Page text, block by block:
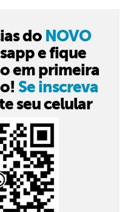
do NOVO
e fique
em primeira
Se inscreva
seu celular